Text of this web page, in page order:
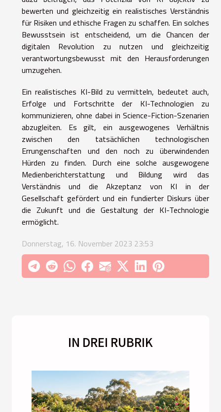
IN DREI RUBRIK
bewerten und gleichzeitig ein realistisches Verständnis
für Risiken und ethische Fragen zu schaffen. Ein solches
Bewusstsein ist entscheidend, um die Chancen der
digitalen Revolution zu nutzen und gleichzeitig
verantwortungsbewusst mit den Herausforderungen
umzugehen.
Ein realistisches KI-Bild zu vermitteln, bedeutet auch,
Erfolge und Fortschritte der KI-Technologien zu
kommunizieren, ohne dabei in Science-Fiction-Szenarien
abzugleiten. Es gilt, ein ausgewogenes Verhältnis
zwischen den tatsächlichen technologischen
Errungenschaften und den noch zu überwindenden
Hürden zu finden. Durch eine solche ausgewogene
Medienberichterstattung und Bildung wird das
Verständnis und die Akzeptanz von KI in der
Gesellschaft gefördert und ein fundierter Diskurs über
die Zukunft und die Gestaltung der KI-Technologie
ermöglicht.
Donnerstag, 16. November 2023 23:53